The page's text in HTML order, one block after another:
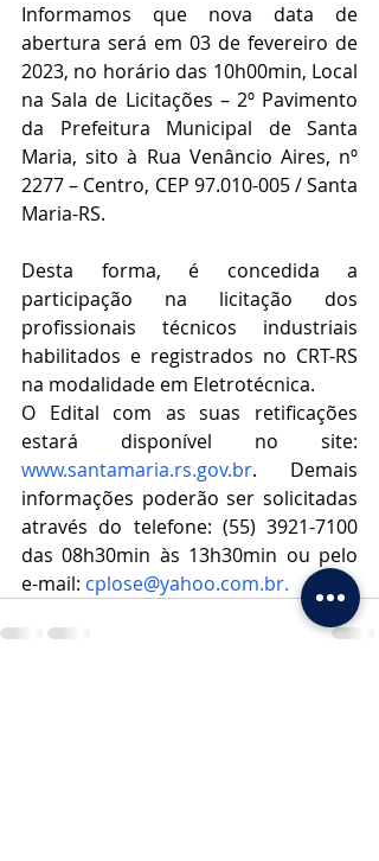
Informamos que nova data de
abertura será em 03 de fevereiro de
2023, no horário das 10h00min, Local
na Sala de Licitações – 2º Pavimento
da Prefeitura Municipal de Santa
Maria, sito à Rua Venâncio Aires, nº
2277 – Centro, CEP 97.010-005 / Santa
Maria-RS.
Desta forma, é concedida a
participação na licitação dos
profissionais técnicos industriais
habilitados e registrados no CRT-RS
na modalidade em Eletrotécnica.
O Edital com as suas retificações
www.santamaria.rs.gov.br. Demais
informações poderão ser solicitadas
através do telefone: (55) 3921-7100
das 08h30min às 13h30min ou pelo
e-mail: cplose@yahoo.com.br.